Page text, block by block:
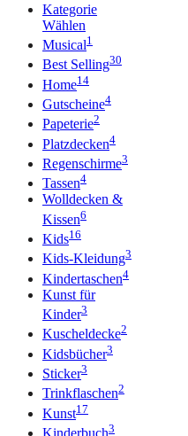
Kategorie
Wählen
Musical1
Best Selling30
Home14
Gutscheine4
Papeterie2
Platzdecken4
Regenschirme3
Tassen4
Wolldecken &
Kissen6
Kids16
Kids-Kleidung3
Kindertaschen4
Kunst für
Kinder3
Kuscheldecke2
Kidsbücher3
Sticker3
Trinkflaschen2
Kunst17
Kinderbuch3